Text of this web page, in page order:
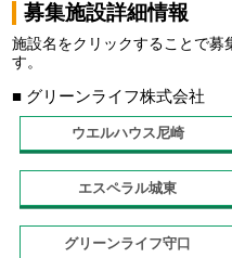
募集施設詳細情報
施設名をクリックすることで募
す。
■ グリーンライフ株式会社
ウエルハウス尼崎
エスペラル城東
グリーンライフ守口